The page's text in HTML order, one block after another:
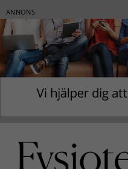
ANNONS
innehållet